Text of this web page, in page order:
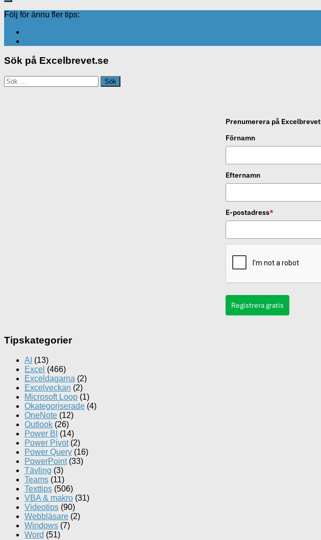
Följ för ännu fler tips:
Sök på Excelbrevet.se
Sök
efter:
Prenumerera på Excelbrevet
Förnamn
Efternamn
E-postadress*
Registrera gratis
Tipskategorier
AI (13)
Excel (466)
Exceldagarna (2)
Excelveckan (2)
Microsoft Loop (1)
Okategoriserade (4)
OneNote (12)
Outlook (26)
Power BI (14)
Power Pivot(2)
Power Query (16)
PowerPoint(33)
Tävling (3)
Teams (11)
Texttips (506)
VBA & makro (31)
Videotips (90)
Webbläsare (2)
Windows (7)
Word (51)